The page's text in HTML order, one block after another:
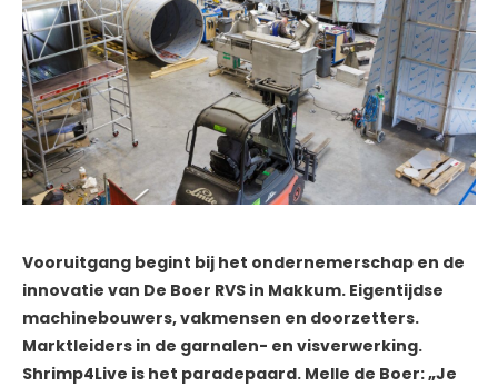
Vooruitgang begint bij het ondernemerschap en de
innovatie van De Boer RVS in Makkum. Eigentijdse
machinebouwers, vakmensen en doorzetters.
Marktleiders in de garnalen- en visverwerking.
Shrimp4Live is het paradepaard. Melle de Boer: „Je